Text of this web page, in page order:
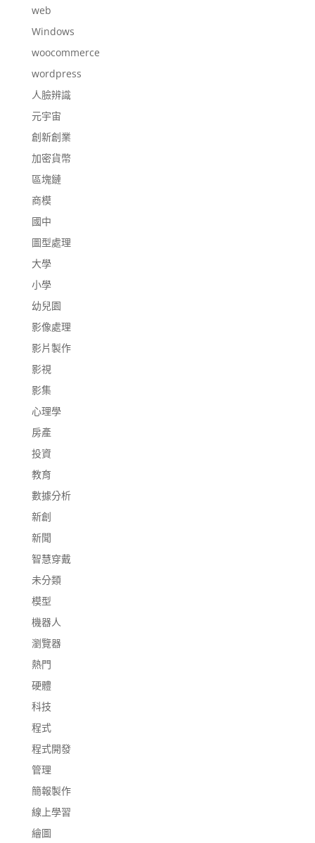
web
Windows
woocommerce
wordpress
人臉辨識
元宇宙
創新創業
加密貨幣
區塊鏈
商模
國中
圖型處理
大學
小學
幼兒園
影像處理
影片製作
影視
影集
心理學
房產
投資
教育
數據分析
新創
新聞
智慧穿戴
未分類
模型
機器人
瀏覽器
熱門
硬體
科技
程式
程式開發
管理
簡報製作
線上學習
繪圖